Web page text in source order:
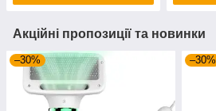
Акційні пропозиції та новинки
–30% –30%